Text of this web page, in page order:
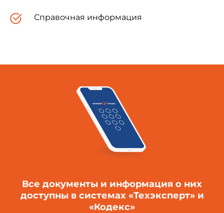
Справочная информация
Все документы и информация о них
доступны в системах «Техэксперт» и
«Кодекс»